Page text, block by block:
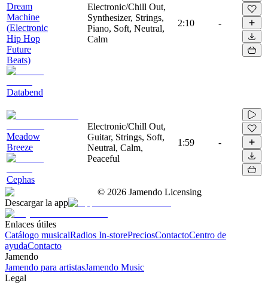
Dream
Machine
(Electronic
Hip Hop
Future
Beats)
Databend
Electronic/Chill Out,
Synthesizer, Strings,
Piano, Soft, Neutral,
Calm
2:10 -
Meadow
Breeze
Cephas
Electronic/Chill Out,
Guitar, Strings, Soft,
Neutral, Calm,
Peaceful
1:59 -
© 2026 Jamendo Licensing
Descargar la app
Enlaces útiles
Catálogo musicalRadios In-storePreciosContactoCentro de
ayudaContacto
Jamendo
Jamendo para artistasJamendo Music
Legal